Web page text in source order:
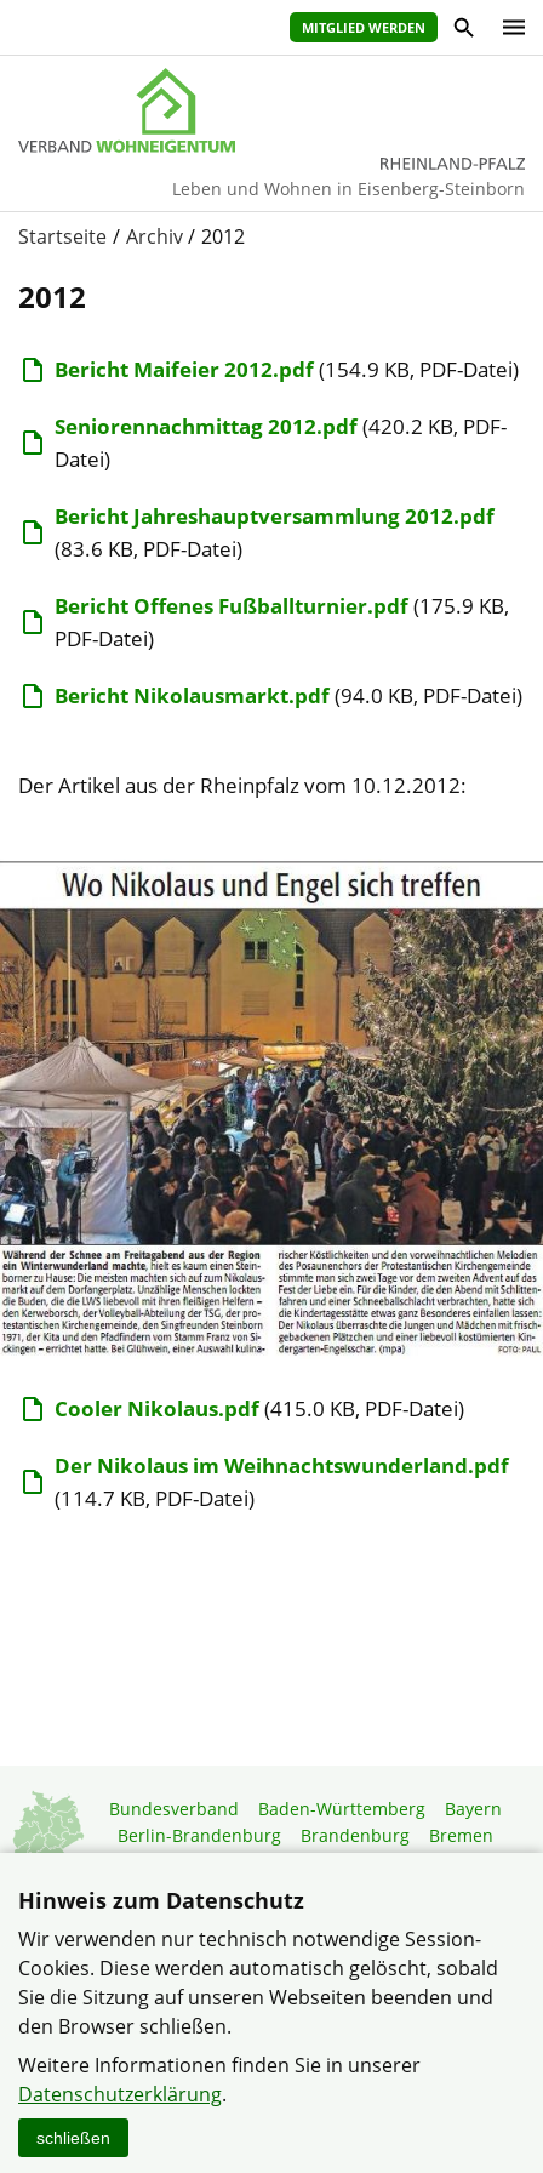
MITGLIED WERDEN
Leben und Wohnen in Eisenberg-Steinborn
Startseite Archiv 2012
2012
Bericht Maifeier 2012.pdf(154.9 KB, PDF-Datei)
Seniorennachmittag 2012.pdf(420.2 KB, PDF-
Datei)
Bericht Jahreshauptversammlung 2012.pdf
(83.6 KB, PDF-Datei)
Bericht Offenes Fußballturnier.pdf(175.9 KB,
PDF-Datei)
Bericht Nikolausmarkt.pdf(94.0 KB, PDF-Datei)
Der Artikel aus der Rheinpfalz vom 10.12.2012:
Cooler Nikolaus.pdf(415.0 KB, PDF-Datei)
Der Nikolaus im Weihnachtswunderland.pdf
(114.7 KB, PDF-Datei)
Bundesverband Baden-Württemberg
Bayern
Berlin-Brandenburg
Brandenburg
Bremen
Niedersachsen
Rheinland-Pfalz
Saarland
Sachsen-Anhalt
Schleswig-Holstein
Thüringen
Mitgliedermagazin
Gartenberatung
© Leben und Wohnen in Eisenberg-Steinborn im Verband
Wohneigentum Rheinland-Pfalz e.V.
Datenschutzerklärung
Hinweis zum Datenschutz
Wir verwenden nur technisch notwendige Session-
Cookies. Diese werden automatisch gelöscht, sobald
Sie die Sitzung auf unseren Webseiten beenden und
den Browser schließen.
Weitere Informationen finden Sie in unserer
Datenschutzerklärung.
schließen